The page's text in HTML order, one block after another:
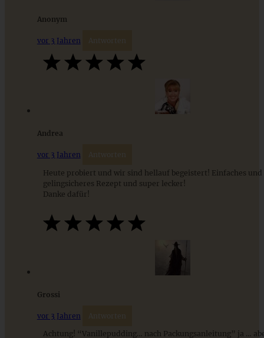
Vanillestreuseln
ZUM BEITRAG
9 saisonale Rezepte im August – die besten Ideen mit Obst
ZUM BEITRAG
Anonym
vor 3 Jahren Antworten
Andrea
vor 3 Jahren Antworten
Heute probiert und wir sind hellauf begeistert! Einfaches und
gelingsicheres Rezept und super lecker!
Danke dafür!
Grossi
vor 3 Jahren Antworten
Achtung! “Vanillepudding… nach Packungsanleitung” ja …